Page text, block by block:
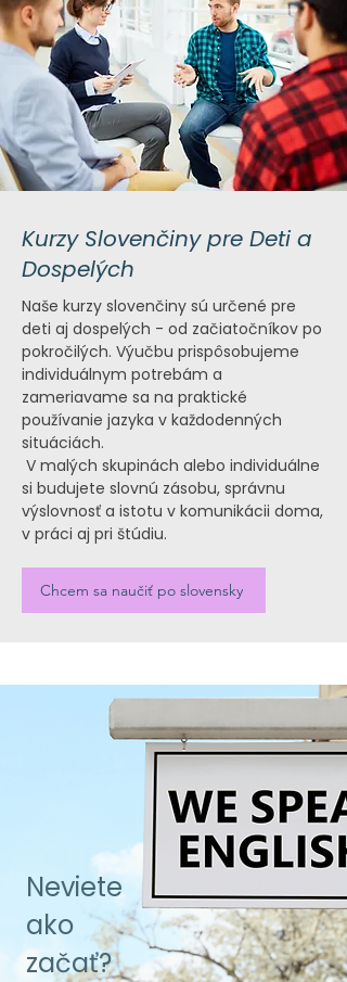
Kurzy Slovenčiny pre Deti a
Dospelých
Naše kurzy slovenčiny sú určené pre
deti aj dospelých - od začiatočníkov po
pokročilých. Výučbu prispôsobujeme
individuálnym potrebám a
zameriavame sa na praktické
používanie jazyka v každodenných
situáciách.
V malých skupinách alebo individuálne
si budujete slovnú zásobu, správnu
výslovnosť a istotu v komunikácii doma,
v práci aj pri štúdiu.
Chcem sa naučiť po slovensky
Neviete
ako
začať?